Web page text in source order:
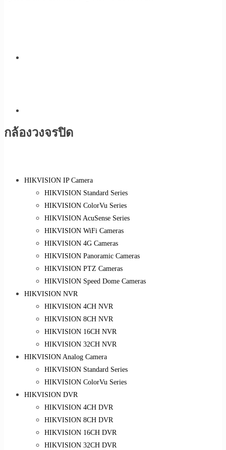
กล้องวงจรปิด
HIKVISION IP Camera
HIKVISION Standard Series
HIKVISION ColorVu Series
HIKVISION AcuSense Series
HIKVISION WiFi Cameras
HIKVISION 4G Cameras
HIKVISION Panoramic Cameras
HIKVISION PTZ Cameras
HIKVISION Speed Dome Cameras
HIKVISION NVR
HIKVISION 4CH NVR
HIKVISION 8CH NVR
HIKVISION 16CH NVR
HIKVISION 32CH NVR
HIKVISION Analog Camera
HIKVISION Standard Series
HIKVISION ColorVu Series
HIKVISION DVR
HIKVISION 4CH DVR
HIKVISION 8CH DVR
HIKVISION 16CH DVR
HIKVISION 32CH DVR